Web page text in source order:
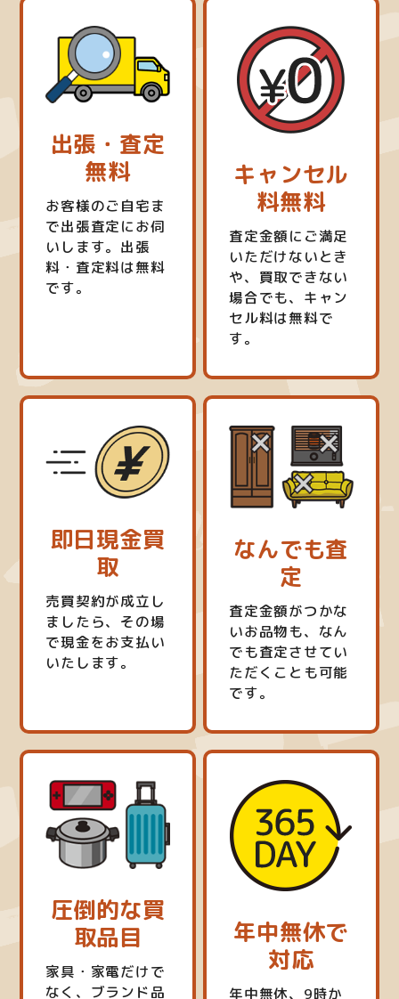
出張・査定
無料
お客様のご自宅ま
で出張査定にお伺
いします。出張
料・査定料は無料
です。
キャンセル
料無料
査定金額にご満足
いただけないとき
や、買取できない
場合でも、キャン
セル料は無料で
す。
即日現金買
取
売買契約が成立し
ましたら、その場
で現金をお支払い
いたします。
なんでも査
定
査定金額がつかな
いお品物も、なん
でも査定させてい
ただくことも可能
です。
圧倒的な買
取品目
家具・家電だけで
なく、ブランド品
年中無休で
対応
年中無休、9時か